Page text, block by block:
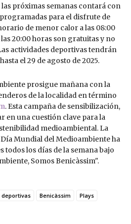
próximas semanas contará con
para el disfrute de
de menor calor a las 08:00
20:00 horas son gratuitas y no
actividades deportivas tendrán
el 29 de agosto de 2025.
prosigue mañana con la
de la localidad en término
. Esta campaña de sensibilización,
en una cuestión clave para la
medioambiental. La
Mundial del Medioambiente ha
los días de la semana bajo
Somos Benicàssim".
deportivas Benicàssim Plays